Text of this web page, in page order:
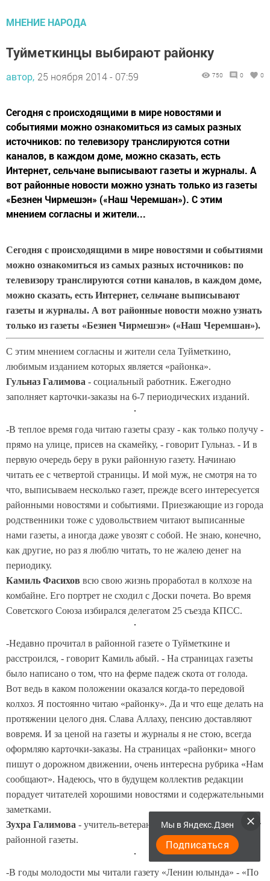
МНЕНИЕ НАРОДА
Туйметкинцы выбирают районку
автор, 25 ноября 2014 - 07:59 750 0 0
Сегодня с происходящими в мире новостями и
событиями можно ознакомиться из самых разных
источников: по телевизору транслируются сотни
каналов, в каждом доме, можно сказать, есть
Интернет, сельчане выписывают газеты и журналы. А
вот районные новости можно узнать только из газеты
«Безнен Чирмешэн» («Наш Черемшан»). С этим
мнением согласны и жители...
Сегодня с происходящими в мире новостями и событиями
можно ознакомиться из самых разных источников: по
телевизору транслируются сотни каналов, в каждом доме,
можно сказать, есть Интернет, сельчане выписывают
газеты и журналы. А вот районные новости можно узнать
только из газеты «Безнен Чирмешэн» («Наш Черемшан»).
С этим мнением согласны и жители села Туйметкино,
любимым изданием которых является «районка».
Гульназ Галимова - социальный работник. Ежегодно
заполняет карточки-заказы на 6-7 периодических изданий.
-В теплое время года читаю газеты сразу - как только получу -
прямо на улице, присев на скамейку, - говорит Гульназ. - И в
первую очередь беру в руки районную газету. Начинаю
читать ее с четвертой страницы. И мой муж, не смотря на то
что, выписываем несколько газет, прежде всего интересуется
районными новостями и событиями. Приезжающие из города
родственники тоже с удовольствием читают выписанные
нами газеты, а иногда даже увозят с собой. Не знаю, конечно,
как другие, но раз я люблю читать, то не жалею денег на
периодику.
Камиль Фасихов всю свою жизнь проработал в колхозе на
комбайне. Его портрет не сходил с Доски почета. Во время
Советского Союза избирался делегатом 25 съезда КПСС.
-Недавно прочитал в районной газете о Туйметкине и
расстроился, - говорит Камиль абый. - На страницах газеты
было написано о том, что на ферме падеж скота от голода.
Вот ведь в каком положении оказался когда-то передовой
колхоз. Я постоянно читаю «районку». Да и что еще делать на
протяжении целого дня. Слава Аллаху, пенсию доставляют
вовремя. И за ценой на газеты и журналы я не стою, всегда
оформляю карточки-заказы. На страницах «районки» много
пишут о дорожном движении, очень интересна рубрика «Нам
сообщают». Надеюсь, что в будущем коллектив редакции
порадует читателей хорошими новостями и содержательными
заметками.
Зухра Галимова - учитель-ветеран, активный корреспондент
районной газеты.
-В годы молодости мы читали газету «Ленин юлында» - «По
Мы в Яндекс.Дзен
Подписаться